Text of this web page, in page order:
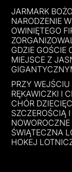
JARMARK
NARODZENIE
OWINIĘTEGO
GDZIE GOŚCIE
MIEJSCE Z
PRZY
RĘKAWICZKI I
CHÓR
SZCZEROŚCIĄ
ŚWIĄTECZNA
HOKEJ